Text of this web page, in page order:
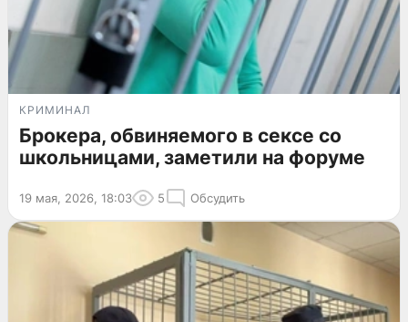
КРИМИНАЛ
Брокера, обвиняемого в сексе со
школьницами, заметили на форуме
19 мая, 2026, 18:03 5 Обсудить